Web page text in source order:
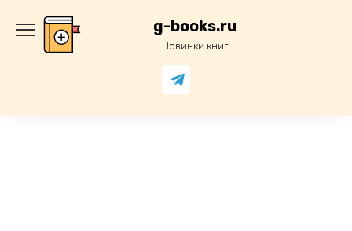
содержанию
g-books.ru
Новинки книг